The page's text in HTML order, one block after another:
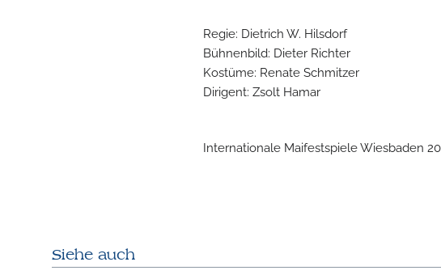
Regie: Dietrich W. Hilsdorf
Bühnenbild: Dieter Richter
Kostüme: Renate Schmitzer
Dirigent: Zsolt Hamar
Internationale Maifestspiele Wiesbaden
Siehe auch